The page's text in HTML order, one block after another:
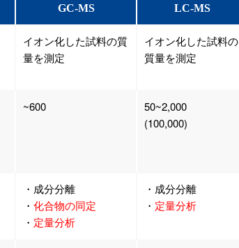
GC-MS LC-MS
イオン化した試料の質
量を測定
イオン化した試料の
質量を測定
~600
50~2,000
(100,000)
・成分分離
・化合物の同定
・ 定量分析
・成分分離
・ 定量分析